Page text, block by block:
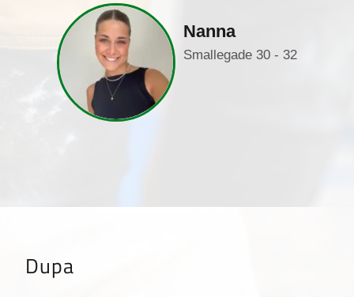
Nanna
Smallegade 30 - 32
Dupa